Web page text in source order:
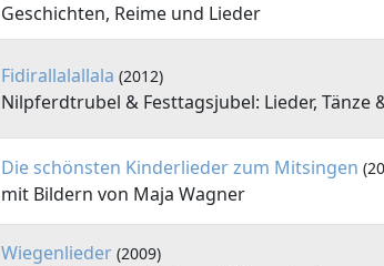
Geschichten, Reime und Lieder
Fidirallalallala (2012)
Nilpferdtrubel & Festtagsjubel: Lieder, Tänze
Die schönsten Kinderlieder zum Mitsingen
mit Bildern von Maja Wagner
Wiegenlieder (2009)